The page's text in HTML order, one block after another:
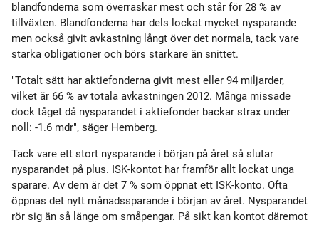
blandfonderna som överraskar mest och står för 28 % av
tillväxten. Blandfonderna har dels lockat mycket nysparande
men också givit avkastning långt över det normala, tack vare
starka obligationer och börs starkare än snittet.
"Totalt sätt har aktiefonderna givit mest eller 94 miljarder,
vilket är 66 % av totala avkastningen 2012. Många missade
dock tåget då nysparandet i aktiefonder backar strax under
noll: -1.6 mdr", säger Hemberg.
Tack vare ett stort nysparande i början på året så slutar
nysparandet på plus. ISK-kontot har framför allt lockat unga
sparare. Av dem är det 7 % som öppnat ett ISK-konto. Ofta
öppnas det nytt månadssparande i början av året. Nysparandet
rör sig än så länge om småpengar. På sikt kan kontot däremot